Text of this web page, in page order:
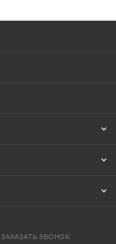
ЗАКАЗАТЬ ЗВОНОК